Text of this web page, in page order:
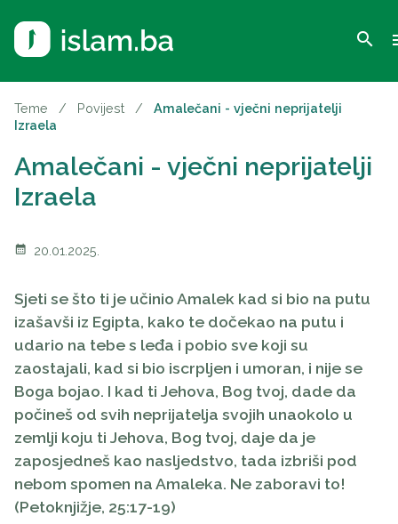
search
Teme / Povijest /
Amalečani - vječni neprijatelji
Izraela
Amalečani - vječni neprijatelji
Izraela
calendar_month 20.01.2025.
Sjeti se što ti je učinio Amalek kad si bio na putu
izašavši iz Egipta, kako te dočekao na putu i
udario na tebe s leđa i pobio sve koji su
zaostajali, kad si bio iscrpljen i umoran, i nije se
Boga bojao. I kad ti Jehova, Bog tvoj, dade da
počineš od svih neprijatelja svojih unaokolo u
zemlji koju ti Jehova, Bog tvoj, daje da je
zaposjedneš kao nasljedstvo, tada izbriši pod
nebom spomen na Amaleka. Ne zaboravi to!
(Petoknjižje, 25:17-19)